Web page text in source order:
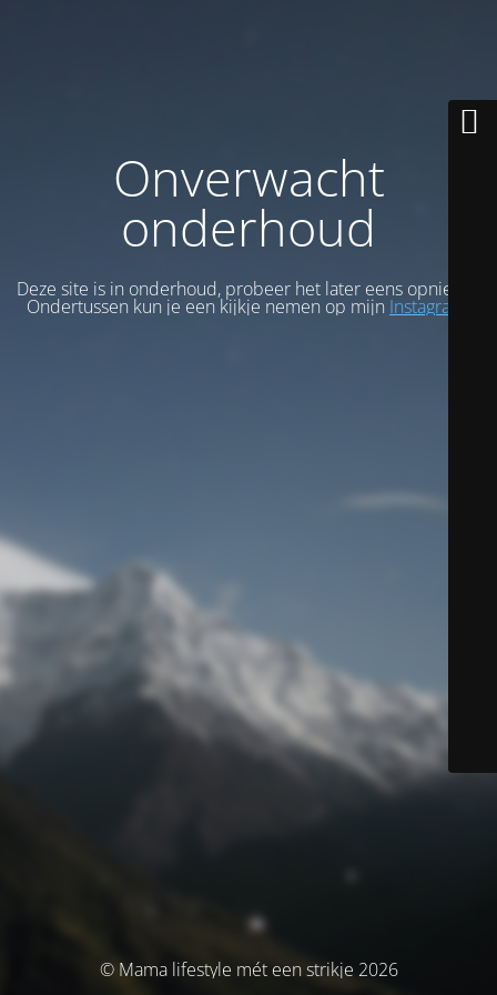
Onverwacht
onderhoud
Deze site is in onderhoud, probeer het later eens opnieuw.
Ondertussen kun je een kijkje nemen op mijn Instagram
© Mama lifestyle mét een strikje 2026